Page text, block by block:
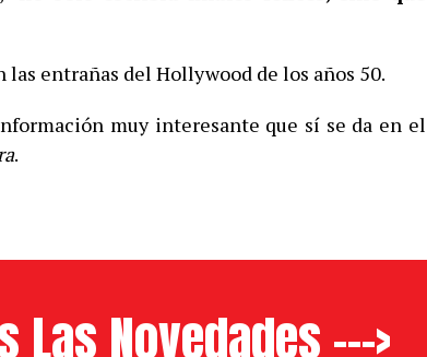
entrañas del Hollywood de los años 50.
muy interesante que sí se da en el
.
Las Novedades --->